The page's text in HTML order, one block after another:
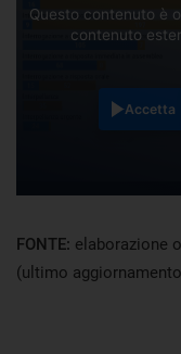
Questo contenuto è
contenuto
Accetta
FONTE: elaborazione
(ultimo